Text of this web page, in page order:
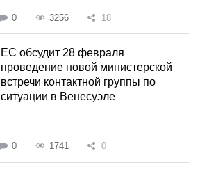
0 3256 18
ЕС обсудит 28 февраля
проведение новой министерской
встречи контактной группы по
ситуации в Венесуэле
0 1741 0